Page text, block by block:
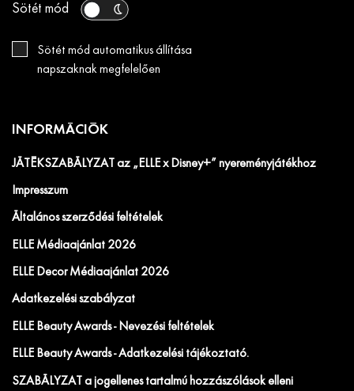
Sötét mód
Sötét mód automatikus állítása
napszaknak megfelelően
INFORMÁCIÓK
JÁTÉKSZABÁLYZAT az „ELLE x Disney+” nyereményjátékhoz
Impresszum
Általános szerződési feltételek
ELLE Médiaajánlat 2026
ELLE Decor Médiaajánlat 2026
Adatkezelési szabályzat
ELLE Beauty Awards - Nevezési feltételek
ELLE Beauty Awards - Adatkezelési tájékoztató.
SZABÁLYZAT a jogellenes tartalmú hozzászólások elleni